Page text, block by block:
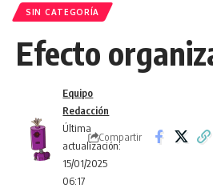
SIN CATEGORÍA
Efecto
Última
actualización:
15/01/2025
06:17
Equipo
Redacción
Compartir